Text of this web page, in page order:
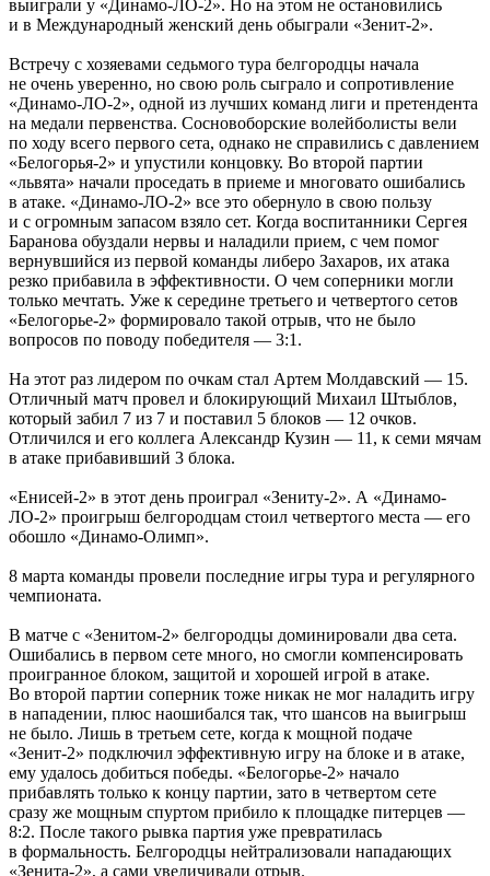
выиграли у «Динамо-ЛО-2». Но на этом не остановились
и в Международный женский день обыграли «Зенит-2».
Встречу с хозяевами седьмого тура белгородцы начала
не очень уверенно, но свою роль сыграло и сопротивление
«Динамо-ЛО-2», одной из лучших команд лиги и претендента
на медали первенства. Сосновоборские волейболисты вели
по ходу всего первого сета, однако не справились с давлением
«Белогорья-2» и упустили концовку. Во второй партии
«львята» начали проседать в приеме и многовато ошибались
в атаке. «Динамо-ЛО-2» все это обернуло в свою пользу
и с огромным запасом взяло сет. Когда воспитанники Сергея
Баранова обуздали нервы и наладили прием, с чем помог
вернувшийся из первой команды либеро Захаров, их атака
резко прибавила в эффективности. О чем соперники могли
только мечтать. Уже к середине третьего и четвертого сетов
«Белогорье-2» формировало такой отрыв, что не было
вопросов по поводу победителя — 3:1.
На этот раз лидером по очкам стал Артем Молдавский — 15.
Отличный матч провел и блокирующий Михаил Штыблов,
который забил 7 из 7 и поставил 5 блоков — 12 очков.
Отличился и его коллега Александр Кузин — 11, к семи мячам
в атаке прибавивший 3 блока.
«Енисей-2» в этот день проиграл «Зениту-2». А «Динамо-
ЛО-2» проигрыш белгородцам стоил четвертого места — его
обошло «Динамо-Олимп».
8 марта команды провели последние игры тура и регулярного
чемпионата.
В матче с «Зенитом-2» белгородцы доминировали два сета.
Ошибались в первом сете много, но смогли компенсировать
проигранное блоком, защитой и хорошей игрой в атаке.
Во второй партии соперник тоже никак не мог наладить игру
в нападении, плюс наошибался так, что шансов на выигрыш
не было. Лишь в третьем сете, когда к мощной подаче
«Зенит-2» подключил эффективную игру на блоке и в атаке,
ему удалось добиться победы. «Белогорье-2» начало
прибавлять только к концу партии, зато в четвертом сете
сразу же мощным спуртом прибило к площадке питерцев —
8:2. После такого рывка партия уже превратилась
в формальность. Белгородцы нейтрализовали нападающих
«Зенита-2», а сами увеличивали отрыв.